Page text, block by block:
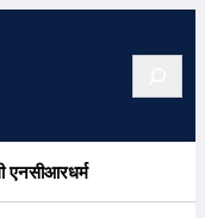
एनसीआरधर्म